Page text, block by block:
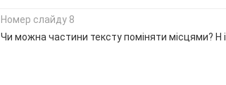
Номер слайду 8
Чи можна частини тексту поміняти місцями? Н і